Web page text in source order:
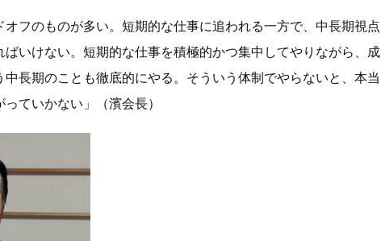
オフのものが多い。短期的な仕事に追われる一方で、中長期視点
ばいけない。短期的な仕事を積極的かつ集中してやりながら、成
長期のことも徹底的にやる。そういう体制でやらないと、本当
ていかない」（濱会長）